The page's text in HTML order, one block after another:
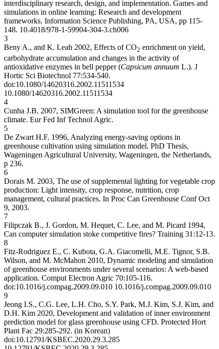
interdisciplinary research, design, and implementation. Games and
simulations in online learning: Research and development
frameworks. Information Science Publishing, PA, USA, pp 115-
148. 10.4018/978-1-59904-304-3.ch006
3
Beny A., and K. Leah 2002, Effects of CO2 enrichment on yield,
carbohydrate accumulation and changes in the activity of
antioxidative enzymes in bell pepper (Capsicum annuum L.). J
Hortic Sci Biotechnol 77:534-540.
doi:10.1080/14620316.2002.11511534
10.1080/14620316.2002.11511534
4
Cunha J.B. 2007, SIMGreen: A simulation tool for the greenhouse
climate. Eur Fed Inf Technol Agric.
5
De Zwart H.F. 1996, Analyzing energy-saving options in
greenhouse cultivation using simulation model. PhD Thesis,
Wageningen Agricultural University, Wageningen, the Netherlands,
p 236.
6
Dorais M. 2003, The use of supplemental lighting for vegetable crop
production: Light intensity, crop response, nutrition, crop
management, cultural practices. In Proc Can Greenhouse Conf Oct
9, 2003.
7
Filipczak B., J. Gordon, M. Hequet, C. Lee, and M. Picard 1994,
Can computer simulation stoke competitive fires? Training 31:12-13.
8
Fitz-Rodriguez E., C. Kubota, G.A. Giacomelli, M.E. Tignor, S.B.
Wilson, and M. McMahon 2010, Dynamic modeling and simulation
of greenhouse environments under several scenarios: A web-based
application. Comput Electron Agric 70:105-116.
doi:10.1016/j.compag.2009.09.010 10.1016/j.compag.2009.09.010
9
Jeong I.S., C.G. Lee, L.H. Cho, S.Y. Park, M.J. Kim, S.J. Kim, and
D.H. Kim 2020, Development and validation of inner environment
prediction model for glass greenhouse using CFD. Protected Hort
Plant Fac 29:285-292. (in Korean)
doi:10.12791/KSBEC.2020.29.3.285